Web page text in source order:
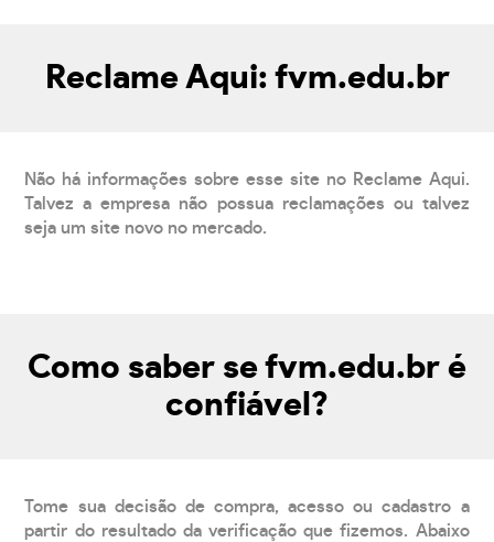
Reclame Aqui: fvm.edu.br
Não há informações sobre esse site no Reclame Aqui.
Talvez a empresa não possua reclamações ou talvez
seja um site novo no mercado.
Como saber se fvm.edu.br é
confiável?
Tome sua decisão de compra, acesso ou cadastro a
partir do resultado da verificação que fizemos. Abaixo